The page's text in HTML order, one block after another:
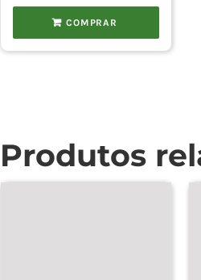
COMPRAR
Produtos